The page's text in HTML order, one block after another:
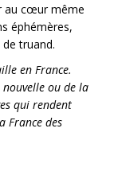
au cœur même
éphémères,
truand.
en France.
ou de la
qui rendent
France des